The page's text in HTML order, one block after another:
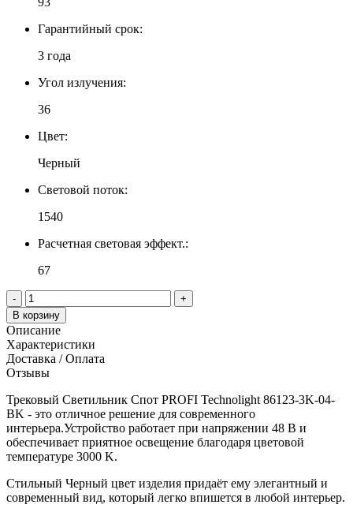
Гарантийный срок:
3 года
Угол излучения:
36
Цвет:
Черный
Световой поток:
1540
Расчетная световая эффект.:
67
-
+
В корзину
Описание
Характеристики
Доставка / Оплата
Отзывы
Трековый Светильник Спот PROFI Technolight 86123-3K-04-
BK - это отличное решение для современного
интерьера.Устройство работает при напряжении 48 В и
обеспечивает приятное освещение благодаря цветовой
температуре 3000 K.
Стильный Черный цвет изделия придаёт ему элегантный и
современный вид, который легко впишется в любой интерьер.